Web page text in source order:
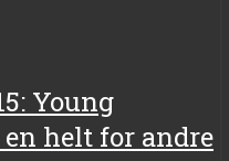
Young
helt for andre